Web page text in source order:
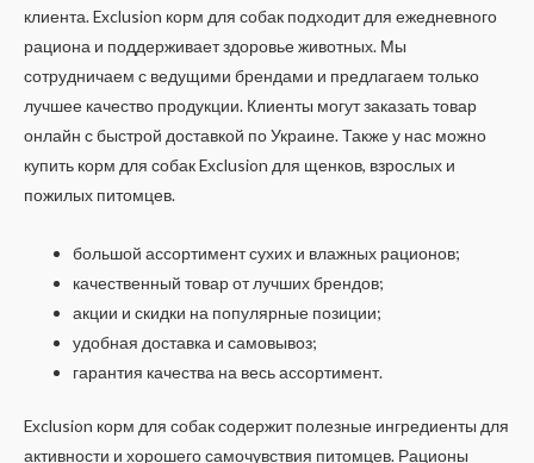
клиента. Exclusion корм для собак подходит для ежедневного
рациона и поддерживает здоровье животных. Мы
сотрудничаем с ведущими брендами и предлагаем только
лучшее качество продукции. Клиенты могут заказать товар
онлайн с быстрой доставкой по Украине. Также у нас можно
купить корм для собак Exclusion для щенков, взрослых и
пожилых питомцев.
большой ассортимент сухих и влажных рационов;
качественный товар от лучших брендов;
акции и скидки на популярные позиции;
удобная доставка и самовывоз;
гарантия качества на весь ассортимент.
Exclusion корм для собак содержит полезные ингредиенты для
активности и хорошего самочувствия питомцев. Рационы